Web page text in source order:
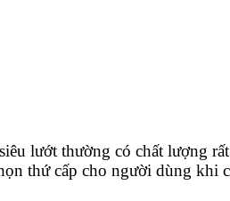
lướt thường có chất lượng
thứ cấp cho người dùng khi